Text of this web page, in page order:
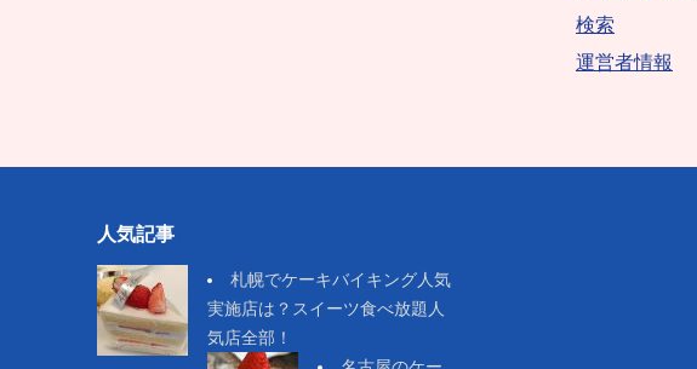
検索
運営者情報
人気記事
札幌でケーキバイキング人気
実施店は？スイーツ食べ放題人
気店全部！